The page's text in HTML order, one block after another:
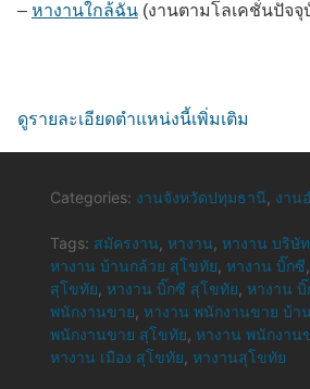
– หางานใกล้ฉัน (งานตามโลเคชั่นปัจ
ดูรายละเอียดตำแหน่งนี้เพิ่มเติม
Categories: งานจังหวัดปทุมธานี งาน
Tags: สมัครงาน หางาน หางาน บริษั
หางาน บ้านกล้วย สุโขทัย หางาน บิ๊กซี
สุโขทัย หางาน บิ๊กซี สุโขทัย หางาน
พนักงานขาย หางาน พนักงานขาย บ้า
พนักงานขาย สุโขทัย หางาน พนักงาน
หางาน เมือง สุโขทัย หางานสุโขทัย